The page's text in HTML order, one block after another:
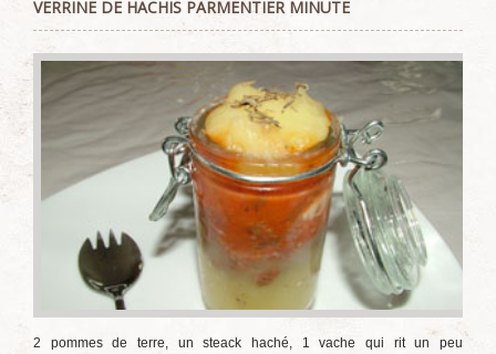
VERRINE DE HACHIS PARMENTIER MINUTE
2 pommes de terre, un steack haché, 1 vache qui rit un peu